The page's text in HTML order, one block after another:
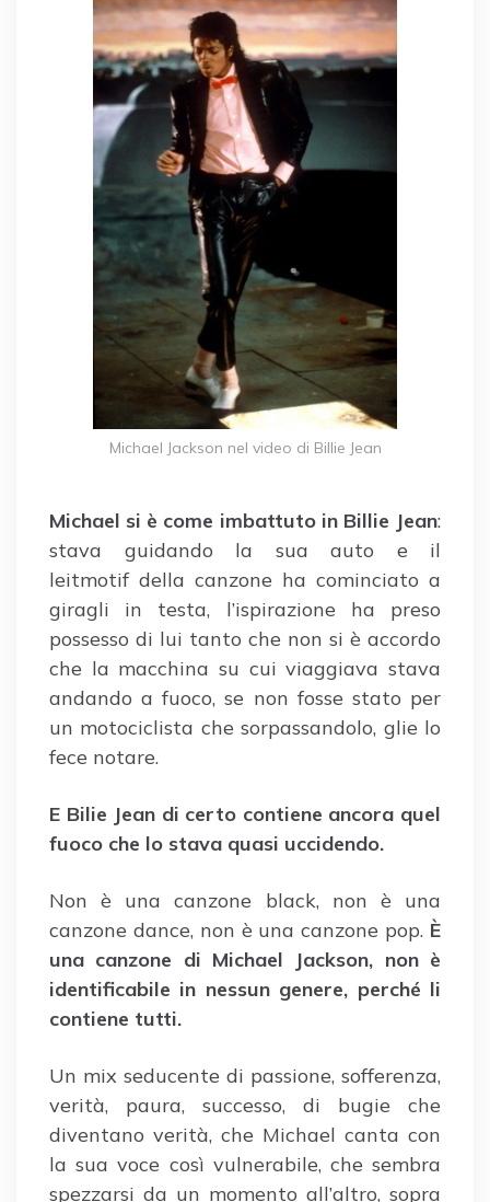
Michael Jackson nel video di Billie Jean
Michael si è come imbattuto in Billie Jean:
stava guidando la sua auto e il
leitmotif della canzone ha cominciato a
giragli in testa, l’ispirazione ha preso
possesso di lui tanto che non si è accordo
che la macchina su cui viaggiava stava
andando a fuoco, se non fosse stato per
un motociclista che sorpassandolo, glie lo
fece notare.
E Bilie Jean di certo contiene ancora quel
fuoco che lo stava quasi uccidendo.
Non è una canzone black, non è una
canzone dance, non è una canzone pop. È
una canzone di Michael Jackson, non è
identificabile in nessun genere, perché li
contiene tutti.
Un mix seducente di passione, sofferenza,
verità, paura, successo, di bugie che
diventano verità, che Michael canta con
la sua voce così vulnerabile, che sembra
spezzarsi da un momento all’altro, sopra